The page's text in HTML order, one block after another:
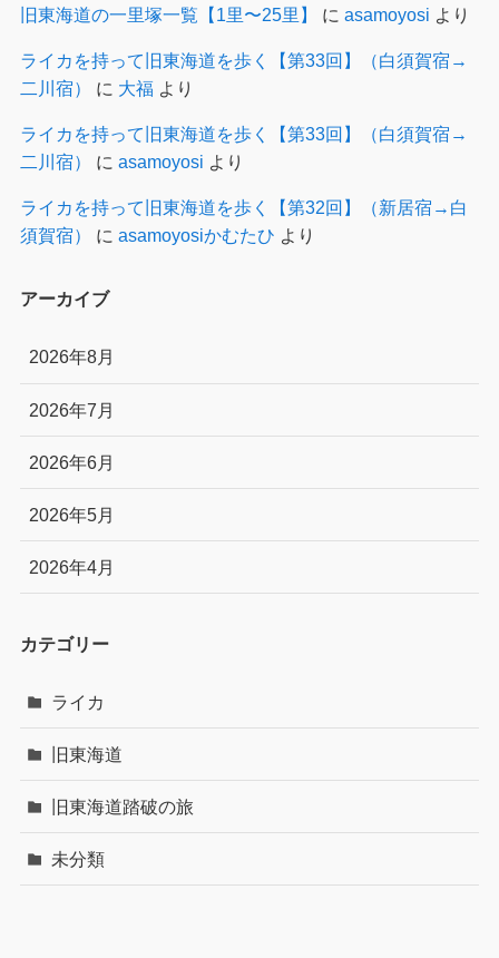
旧東海道の一里塚一覧【1里〜25里】 に asamoyosi より
ライカを持って旧東海道を歩く【第33回】（白須賀宿→
二川宿）
に 大福より
ライカを持って旧東海道を歩く【第33回】（白須賀宿→
二川宿）
に asamoyosi より
ライカを持って旧東海道を歩く【第32回】（新居宿→白
須賀宿）
に asamoyosiかむたひ より
アーカイブ
2026年8月
2026年7月
2026年6月
2026年5月
2026年4月
カテゴリー
ライカ
旧東海道
旧東海道踏破の旅
未分類